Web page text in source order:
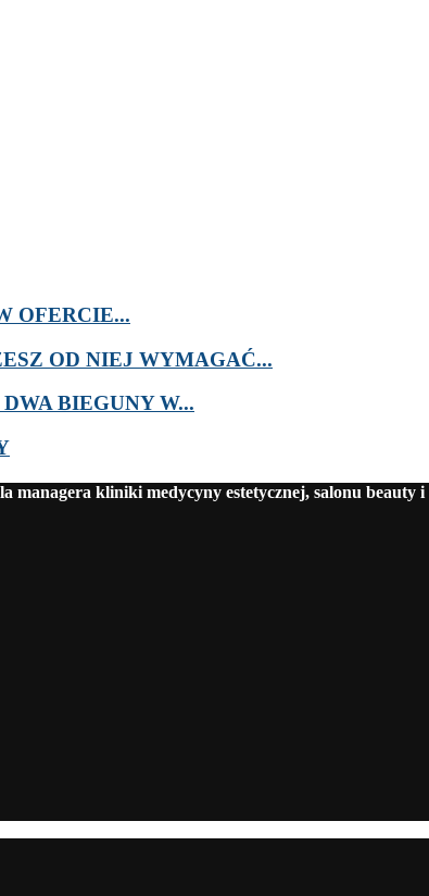
OFERCIE...
OD NIEJ WYMAGAĆ...
BIEGUNY W...
managera kliniki medycyny estetycznej, salonu beauty i